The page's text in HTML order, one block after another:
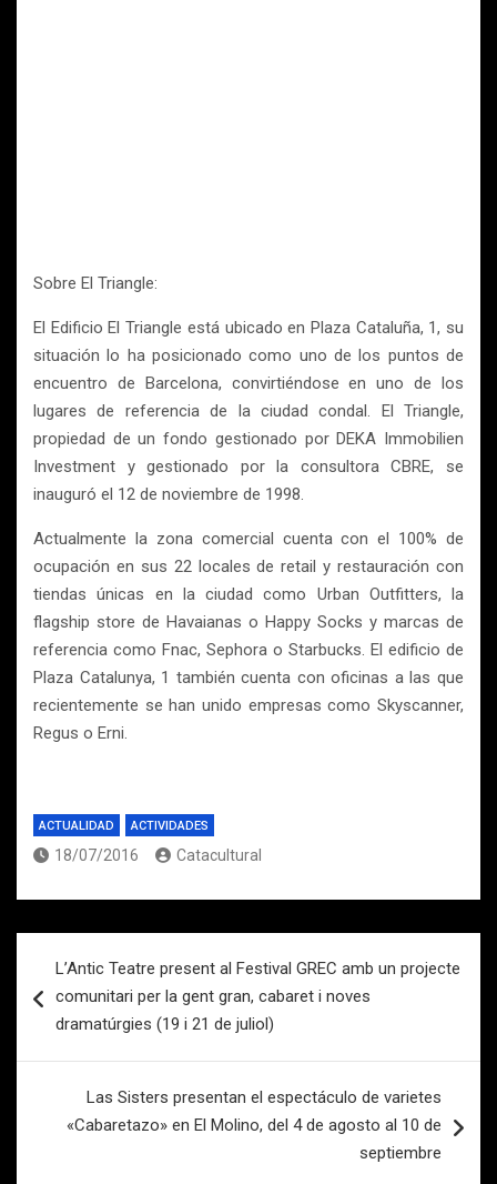
Sobre El Triangle:
El Edificio El Triangle está ubicado en Plaza Cataluña, 1, su
situación lo ha posicionado como uno de los puntos de
encuentro de Barcelona, convirtiéndose en uno de los
lugares de referencia de la ciudad condal. El Triangle,
propiedad de un fondo gestionado por DEKA Immobilien
Investment y gestionado por la consultora CBRE, se
inauguró el 12 de noviembre de 1998.
Actualmente la zona comercial cuenta con el 100% de
ocupación en sus 22 locales de retail y restauración con
tiendas únicas en la ciudad como Urban Outfitters, la
flagship store de Havaianas o Happy Socks y marcas de
referencia como Fnac, Sephora o Starbucks. El edificio de
Plaza Catalunya, 1 también cuenta con oficinas a las que
recientemente se han unido empresas como Skyscanner,
Regus o Erni.
ACTUALIDAD ACTIVIDADES
18/07/2016 Catacultural
de
entradas
L’Antic Teatre present al Festival GREC amb un projecte
comunitari per la gent gran, cabaret i noves
dramatúrgies (19 i 21 de juliol)
Las Sisters presentan el espectáculo de varietes
«Cabaretazo» en El Molino, del 4 de agosto al 10 de
septiembre